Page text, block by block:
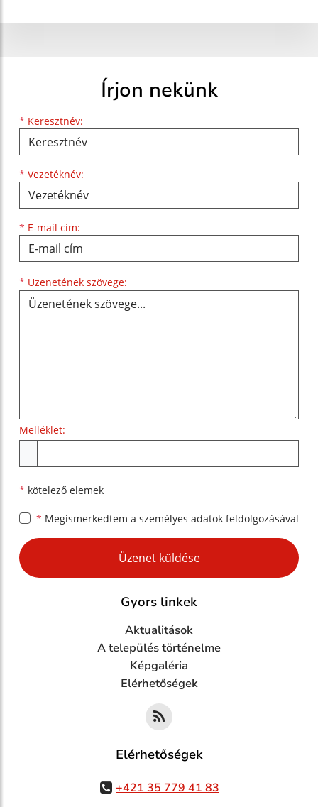
Írjon nekünk
* Keresztnév:
Keresztnév
* Vezetéknév:
Vezetéknév
* E-mail cím:
E-mail cím
* Üzenetének szövege:
Melléklet:
* kötelező elemek
* Megismerkedtem a személyes adatok feldolgozásával
Google reCaptcha Response
Üzenet küldése
Gyors linkek
Aktualitások
A település történelme
Képgaléria
Elérhetőségek
Elérhetőségek
+421 35 779 41 83